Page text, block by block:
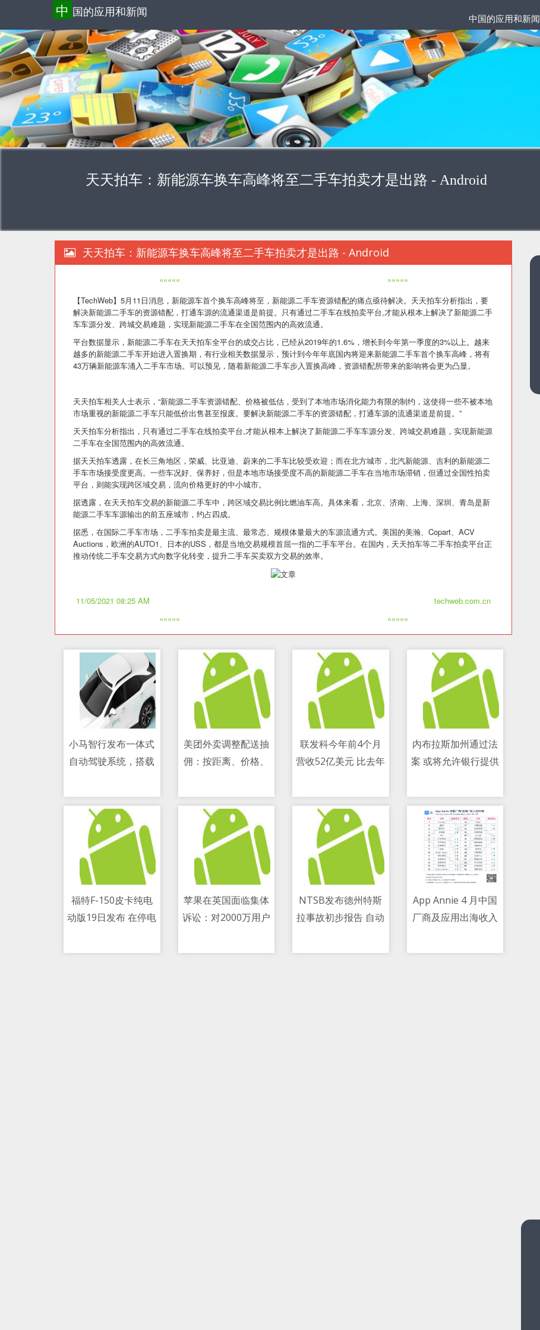
中 国的应用和新闻 中国的应用和新闻
天天拍车：新能源车换车高峰将至二手车拍卖才是出路 - Android
天天拍车：新能源车换车高峰将至二手车拍卖才是出路 - Android
«««««
»»»»»
【TechWeb】5月11日消息，新能源车首个换车高峰将至，新能源二手车资源错配的痛点亟待解决。天天拍车分析指出，要
解决新能源二手车的资源错配，打通车源的流通渠道是前提。只有通过二手车在线拍卖平台,才能从根本上解决了新能源二手
车车源分发、跨城交易难题，实现新能源二手车在全国范围内的高效流通。
平台数据显示，新能源二手车在天天拍车全平台的成交占比，已经从2019年的1.6%，增长到今年第一季度的3%以上。越来
越多的新能源二手车开始进入置换期，有行业相关数据显示，预计到今年年底国内将迎来新能源二手车首个换车高峰，将有
43万辆新能源车涌入二手车市场。可以预见，随着新能源二手车步入置换高峰，资源错配所带来的影响将会更为凸显。
天天拍车相关人士表示，“新能源二手车资源错配、价格被低估，受到了本地市场消化能力有限的制约，这使得一些不被本地
市场重视的新能源二手车只能低价出售甚至报废。要解决新能源二手车的资源错配，打通车源的流通渠道是前提。”
天天拍车分析指出，只有通过二手车在线拍卖平台,才能从根本上解决了新能源二手车车源分发、跨城交易难题，实现新能源
二手车在全国范围内的高效流通。
据天天拍车透露，在长三角地区，荣威、比亚迪、蔚来的二手车比较受欢迎；而在北方城市，北汽新能源、吉利的新能源二
手车市场接受度更高。一些车况好、保养好，但是本地市场接受度不高的新能源二手车在当地市场滞销，但通过全国性拍卖
平台，则能实现跨区域交易，流向价格更好的中小城市。
据透露，在天天拍车交易的新能源二手车中，跨区域交易比例比燃油车高。具体来看，北京、济南、上海、深圳、青岛是新
能源二手车车源输出的前五座城市，约占四成。
据悉，在国际二手车市场，二手车拍卖是最主流、最常态、规模体量最大的车源流通方式。美国的美瀚、Copart、ACV
Auctions，欧洲的AUTO1、日本的USS，都是当地交易规模首屈一指的二手车平台。在国内，天天拍车等二手车拍卖平台正
推动传统二手车交易方式向数字化转变，提升二手车买卖双方交易的效率。
11/05/2021 08:25 AM
techweb.com.cn
«««««
»»»»»
小马智行发布一体式
自动驾驶系统，搭载
美团外卖调整配送抽
佣：按距离、价格、
联发科今年前4个月
营收52亿美元 比去年
内布拉斯加州通过法
案 或将允许银行提供
福特F-150皮卡纯电
动版19日发布 在停电
苹果在英国面临集体
诉讼：对2000万用户
亿美元
NTSB发布德州特斯
拉事故初步报告 自动
App Annie 4 月中国
厂商及应用出海收入
讯第二